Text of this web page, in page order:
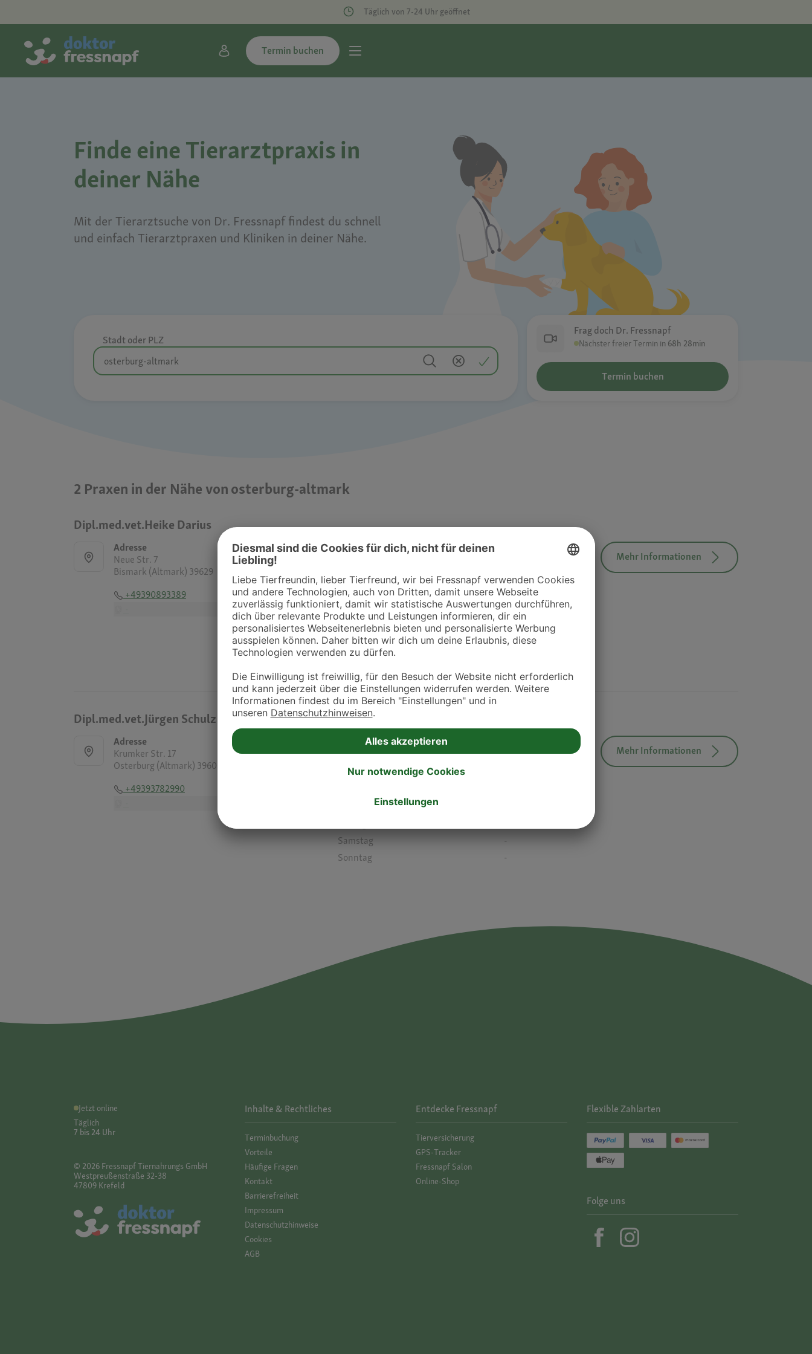
Täglich von 7-24 Uhr geöffnet
Termin buchen
Finde eine Tierarztpraxis in
deiner Nähe
Mit der Tierarztsuche von Dr. Fressnapf findest du schnell
und einfach Tierarztpraxen und Kliniken in deiner Nähe.
Stadt oder PLZ
Frag doch Dr. Fressnapf
Nächster freier Termin in 68h 28min
Termin buchen
2 Praxen in der Nähe von osterburg-altmark
Dipl.med.vet.Heike Darius
Adresse
Neue Str. 7
Bismark (Altmark) 39629
+49390893389
Öffnungszeiten
Dienstag
16:00 - 19:00
Mittwoch
16:00 - 19:00
Donnerstag
16:00 - 19:00
Freitag
16:00 - 19:00
Samstag
-
Mehr Informationen
Dipl.med.vet.Jürgen Schulz
Adresse
Krumker Str. 17
Osterburg (Altmark) 39606
+49393782990
Öffnungszeiten
Montag
17:00 - 18:30
Dienstag
17:00 - 18:30
Donnerstag
Samstag
-
Sonntag
-
Mehr Informationen
Jetzt online
Täglich
7 bis 24 Uhr
© 2026 Fressnapf Tiernahrungs GmbH
Westpreußenstraße 32-38
47809 Krefeld
Inhalte & Rechtliches
Termin­buchung
Vorteile
Häufige Fragen
Kontakt
Barrierefreiheit
Impressum
Datenschutz­hinweise
Cookies
AGB
Entdecke Fressnapf
Tierversicherung
GPS-Tracker
Fressnapf Salon
Online-Shop
Flexible Zahlarten
Folge uns